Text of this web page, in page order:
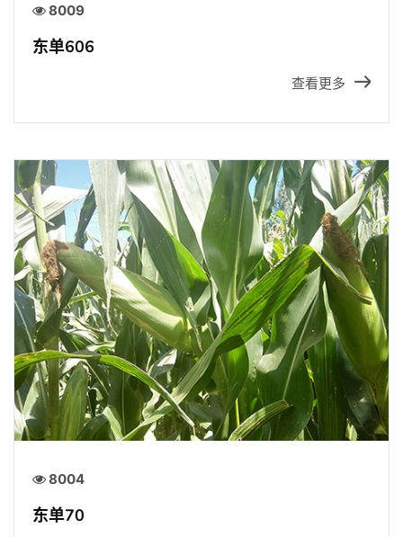
8009
东单606
查看更多
8004
东单70